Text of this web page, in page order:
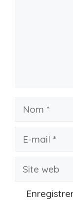
Nom
Site